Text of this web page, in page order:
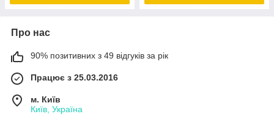
Про нас
90% позитивних з 49 відгуків за рік
Працює з 25.03.2016
м. Київ
Київ, Україна